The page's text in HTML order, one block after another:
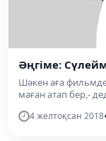
Әңгіме:
Шәкен аға
маған атап бер,-
4 желтоқсан 2018